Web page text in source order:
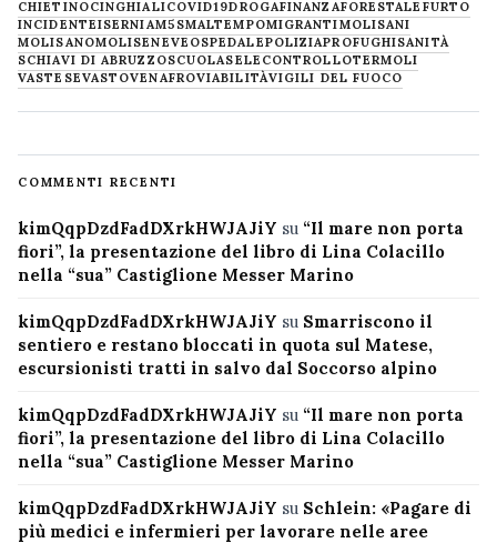
CHIETINOCINGHIALICOVID19DROGAFINANZAFORESTALE FURTO
INCIDENTEISERNIAM5SMALTEMPOMIGRANTIMOLISANI
MOLISANOMOLISENEVE OSPEDALEPOLIZIAPROFUGHISANITÀ
SCHIAVI DI ABRUZZOSCUOLASELECONTROLLOTERMOLI
VASTESEVASTOVENAFROVIABILITÀVIGILI DEL FUOCO
COMMENTI RECENTI
kimQqpDzdFadDXrkHWJAJiY su “Il mare non porta
fiori”, la presentazione del libro di Lina Colacillo
nella “sua” Castiglione Messer Marino
kimQqpDzdFadDXrkHWJAJiY su Smarriscono il
sentiero e restano bloccati in quota sul Matese,
escursionisti tratti in salvo dal Soccorso alpino
kimQqpDzdFadDXrkHWJAJiY su “Il mare non porta
fiori”, la presentazione del libro di Lina Colacillo
nella “sua” Castiglione Messer Marino
kimQqpDzdFadDXrkHWJAJiY su Schlein: «Pagare di
più medici e infermieri per lavorare nelle aree